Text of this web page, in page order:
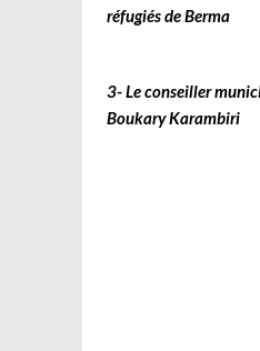
réfugiés de Berma
3- Le conseiller
Boukary Karambiri